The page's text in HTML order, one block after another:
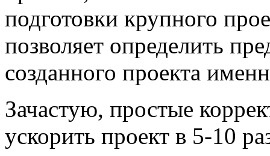
подготовки крупного
позволяет определить
созданного проекта
Зачастую, простые
ускорить проект в 5-10